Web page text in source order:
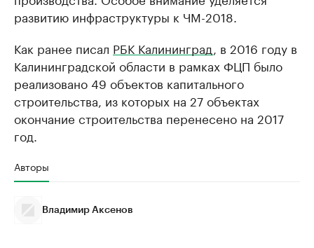
развитию инфраструктуры к ЧМ-2018.
Как ранее писал РБК Калининград , в 2016 году в
Калининградской области в рамках ФЦП было
реализовано 49 объектов капитального
строительства, из которых на 27 объектах
окончание строительства перенесено на 2017
год.
Авторы
Владимир Аксенов